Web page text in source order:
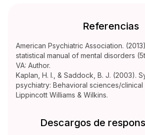
Referencias
American Psychiatric Association.
statistical manual of mental disorders
VA: Author.
Kaplan, H. I., & Saddock, B. J. (2003).
psychiatry: Behavioral sciences/clinical
Lippincott Williams & Wilkins.
Descargos de